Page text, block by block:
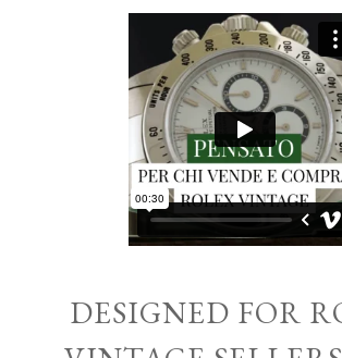
DESIGNED FOR